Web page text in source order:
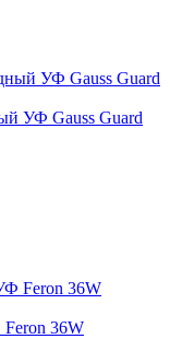
УФ Gauss Guard
36W